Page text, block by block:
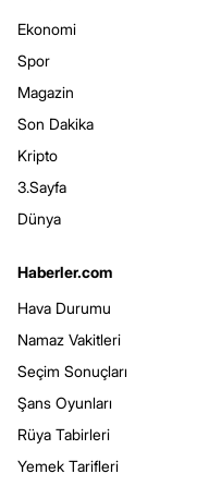
Ekonomi
Spor
Magazin
Son Dakika
Kripto
3.Sayfa
Dünya
Haberler.com
Hava Durumu
Namaz Vakitleri
Seçim Sonuçları
Şans Oyunları
Rüya Tabirleri
Yemek Tarifleri